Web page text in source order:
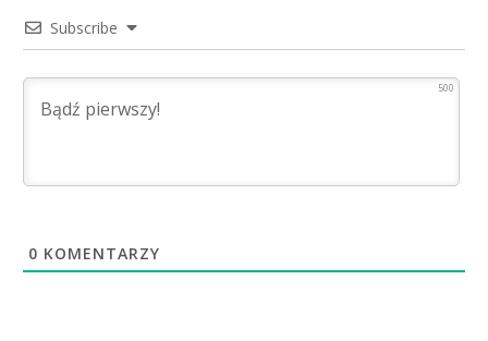
Subscribe
500
0 KOMENTARZY